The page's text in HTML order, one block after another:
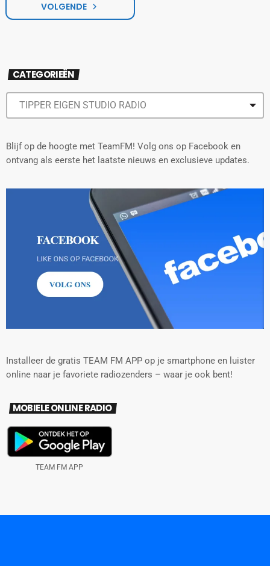
VOLGENDE navigate_next
CATEGORIEËN
Blijf op de hoogte met TeamFM! Volg ons op Facebook en
ontvang als eerste het laatste nieuws en exclusieve updates.
Installeer de gratis TEAM FM APP op je smartphone en luister
online naar je favoriete radiozenders – waar je ook bent!
MOBIELE ONLINE RADIO
TEAM FM APP